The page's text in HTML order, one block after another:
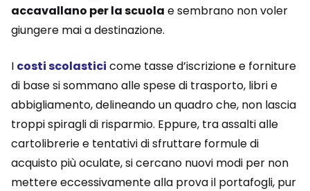
accavallano per la scuola e sembrano non voler
giungere mai a destinazione.
I costi scolastici come tasse d’iscrizione e forniture
di base si sommano alle spese di trasporto, libri e
abbigliamento, delineando un quadro che, non lascia
troppi spiragli di risparmio. Eppure, tra assalti alle
cartolibrerie e tentativi di sfruttare formule di
acquisto più oculate, si cercano nuovi modi per non
mettere eccessivamente alla prova il portafogli, pur